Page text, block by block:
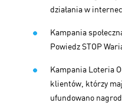
działania w
Kampania
Powiedz STOP
Kampania Loteria
klientów, którzy
ufundowano